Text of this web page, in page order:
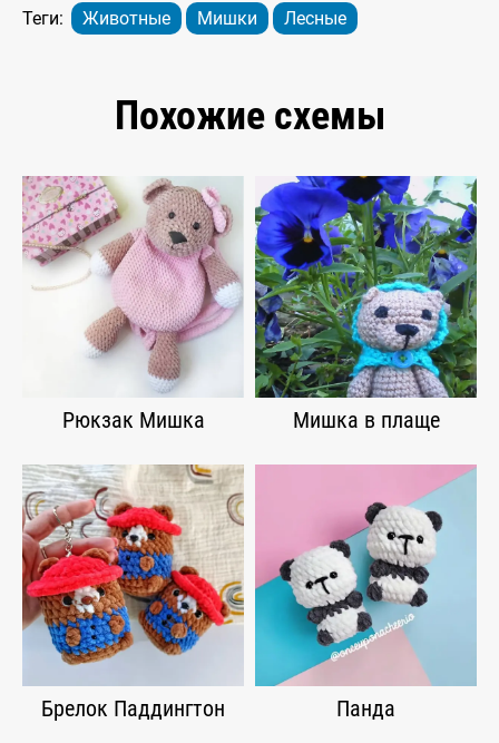
Теги: Животные Мишки Лесные
Похожие схемы
Рюкзак Мишка Мишка в плаще
Брелок Паддингтон Панда